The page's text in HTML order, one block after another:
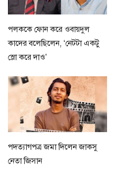
পলককে ফোন করে ওবায়দুল
কাদের বলেছিলেন, ‘নেটটা একটু
স্লো করে দাও’
পদত্যাগপত্র জমা দিলেন জাকসু
নেতা জিসান